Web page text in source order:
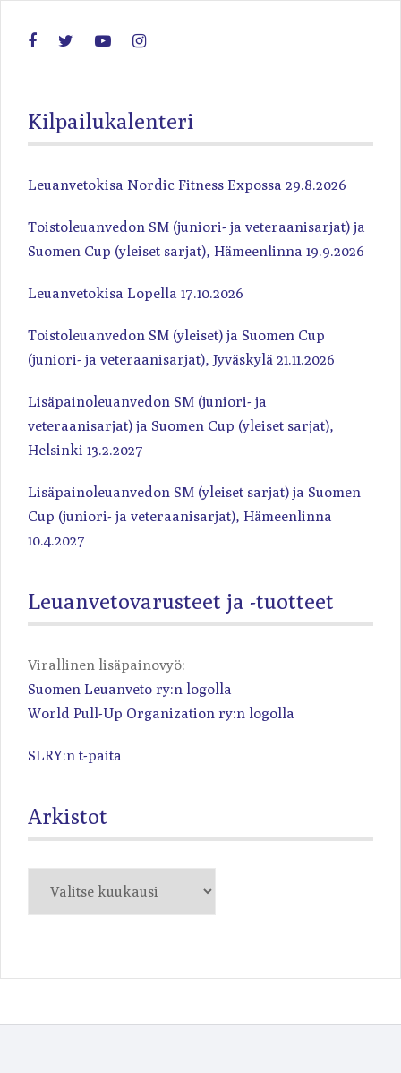
Kilpailukalenteri
Leuanvetokisa Nordic Fitness Expossa 29.8.2026
Toistoleuanvedon SM (juniori- ja veteraanisarjat) ja
Suomen Cup (yleiset sarjat), Hämeenlinna 19.9.2026
Leuanvetokisa Lopella 17.10.2026
Toistoleuanvedon SM (yleiset) ja Suomen Cup
(juniori- ja veteraanisarjat), Jyväskylä 21.11.2026
Lisäpainoleuanvedon SM (juniori- ja
veteraanisarjat) ja Suomen Cup (yleiset sarjat),
Helsinki 13.2.2027
Lisäpainoleuanvedon SM (yleiset sarjat) ja Suomen
Cup (juniori- ja veteraanisarjat), Hämeenlinna
10.4.2027
Leuanvetovarusteet ja -tuotteet
Virallinen lisäpainovyö:
Suomen Leuanveto ry:n logolla
World Pull-Up Organization ry:n logolla
SLRY:n t-paita
Arkistot